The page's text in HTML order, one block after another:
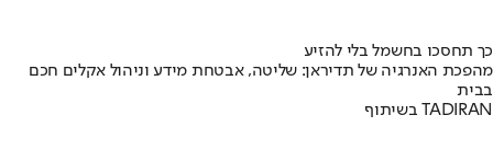
כך תחסכו בחשמל בלי להזיע
מהפכת האנרגיה של תדיראן: שליטה, אבטחת מידע וניהול אקלים חכם
בבית
בשיתוף TADIRAN